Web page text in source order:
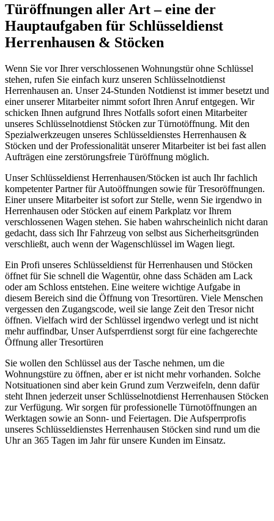
Türöffnungen aller Art – eine der
Hauptaufgaben für Schlüsseldienst
Herrenhausen & Stöcken
Wenn Sie vor Ihrer verschlossenen Wohnungstür ohne Schlüssel
stehen, rufen Sie einfach kurz unseren Schlüsselnotdienst
Herrenhausen an. Unser 24-Stunden Notdienst ist immer besetzt und
einer unserer Mitarbeiter nimmt sofort Ihren Anruf entgegen. Wir
schicken Ihnen aufgrund Ihres Notfalls sofort einen Mitarbeiter
unseres Schlüsselnotdienst Stöcken zur Türnotöffnung. Mit den
Spezialwerkzeugen unseres Schlüsseldienstes Herrenhausen &
Stöcken und der Professionalität unserer Mitarbeiter ist bei fast allen
Aufträgen eine zerstörungsfreie Türöffnung möglich.
Unser Schlüsseldienst Herrenhausen/Stöcken ist auch Ihr fachlich
kompetenter Partner für Autoöffnungen sowie für Tresoröffnungen.
Einer unsere Mitarbeiter ist sofort zur Stelle, wenn Sie irgendwo in
Herrenhausen oder Stöcken auf einem Parkplatz vor Ihrem
verschlossenen Wagen stehen. Sie haben wahrscheinlich nicht daran
gedacht, dass sich Ihr Fahrzeug von selbst aus Sicherheitsgründen
verschließt, auch wenn der Wagenschlüssel im Wagen liegt.
Ein Profi unseres Schlüsseldienst für Herrenhausen und Stöcken
öffnet für Sie schnell die Wagentür, ohne dass Schäden am Lack
oder am Schloss entstehen. Eine weitere wichtige Aufgabe in
diesem Bereich sind die Öffnung von Tresortüren. Viele Menschen
vergessen den Zugangscode, weil sie lange Zeit den Tresor nicht
öffnen. Vielfach wird der Schlüssel irgendwo verlegt und ist nicht
mehr auffindbar, Unser Aufsperrdienst sorgt für eine fachgerechte
Öffnung aller Tresortüren
Sie wollen den Schlüssel aus der Tasche nehmen, um die
Wohnungstüre zu öffnen, aber er ist nicht mehr vorhanden. Solche
Notsituationen sind aber kein Grund zum Verzweifeln, denn dafür
steht Ihnen jederzeit unser Schlüsselnotdienst Herrenhausen Stöcken
zur Verfügung. Wir sorgen für professionelle Türnotöffnungen an
Werktagen sowie an Sonn- und Feiertagen. Die Aufsperrprofis
unseres Schlüsseldienstes Herrenhausen Stöcken sind rund um die
Uhr an 365 Tagen im Jahr für unsere Kunden im Einsatz.